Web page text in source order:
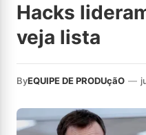
Hacks
veja lista
ByEQUIPE DE PRODUçãO —